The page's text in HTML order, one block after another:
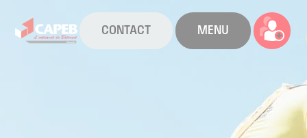
CONTACT MENU